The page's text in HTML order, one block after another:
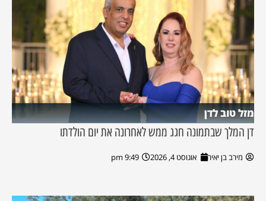
מזל טוב לדן
דן המלך שבתמונה חגג ממש לאחרונה את יום הולדתו
מירב בן יאיר אוגוסט 4, 2026 9:49 pm